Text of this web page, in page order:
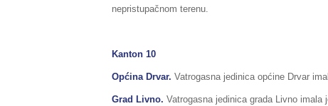
nepristupačnom terenu.
Kanton 10
Općina Drvar. Vatrogasna jedinica općine Drvar
Grad Livno. Vatrogasna jedinica grada Livno